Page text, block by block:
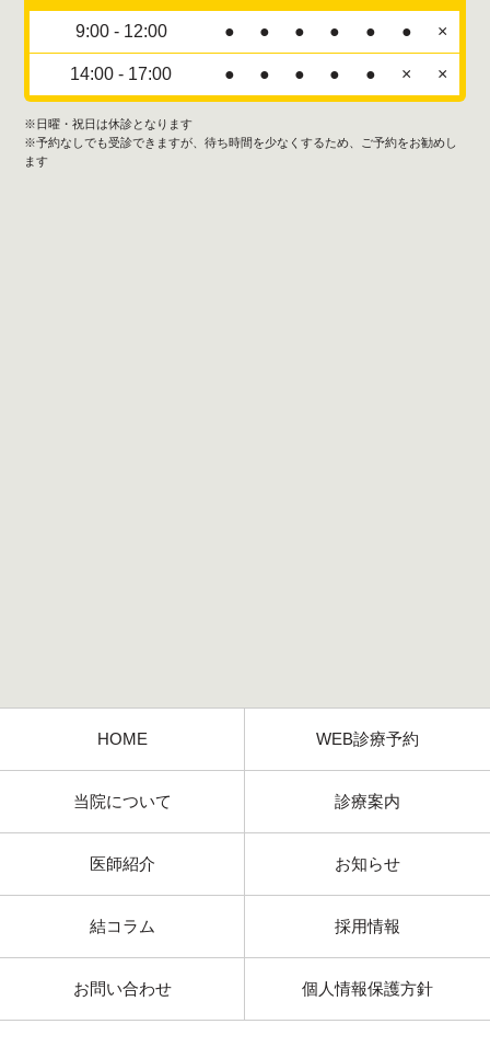
9:00 - 12:00 ● ● ● ● ● ● ×
14:00 - 17:00 ● ● ● ● ● × ×
※日曜・祝日は休診となります
※予約なしでも受診できますが、待ち時間を少なくするため、ご予約をお勧めし
ます
HOME WEB診療予約
当院について 診療案内
医師紹介 お知らせ
結コラム 採用情報
お問い合わせ 個人情報保護方針